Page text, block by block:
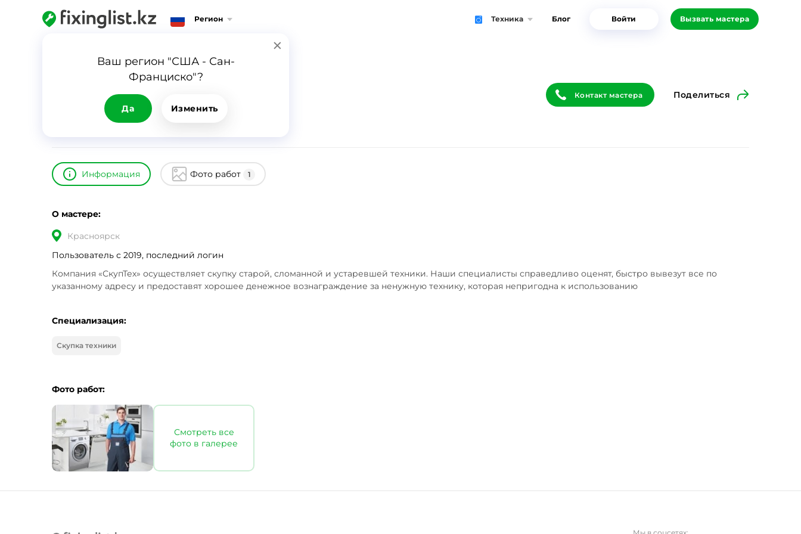
Регион Техника Блог Войти Вызвать мастера
Ваш регион "США - Сан-
Франциско"?
Да Изменить
СкупТех
Контакт мастера Поделиться
Информация Фото работ 1
О мастере:
Красноярск
Пользователь с 2019, последний логин
Компания «СкупТех» осуществляет скупку старой, сломанной и устаревшей техники. Наши специалисты справедливо оценят, быстро вывезут все по
указанному адресу и предоставят хорошее денежное вознаграждение за ненужную технику, которая непригодна к использованию
Специализация:
Скупка техники
Фото работ:
Смотреть все
фото в галерее